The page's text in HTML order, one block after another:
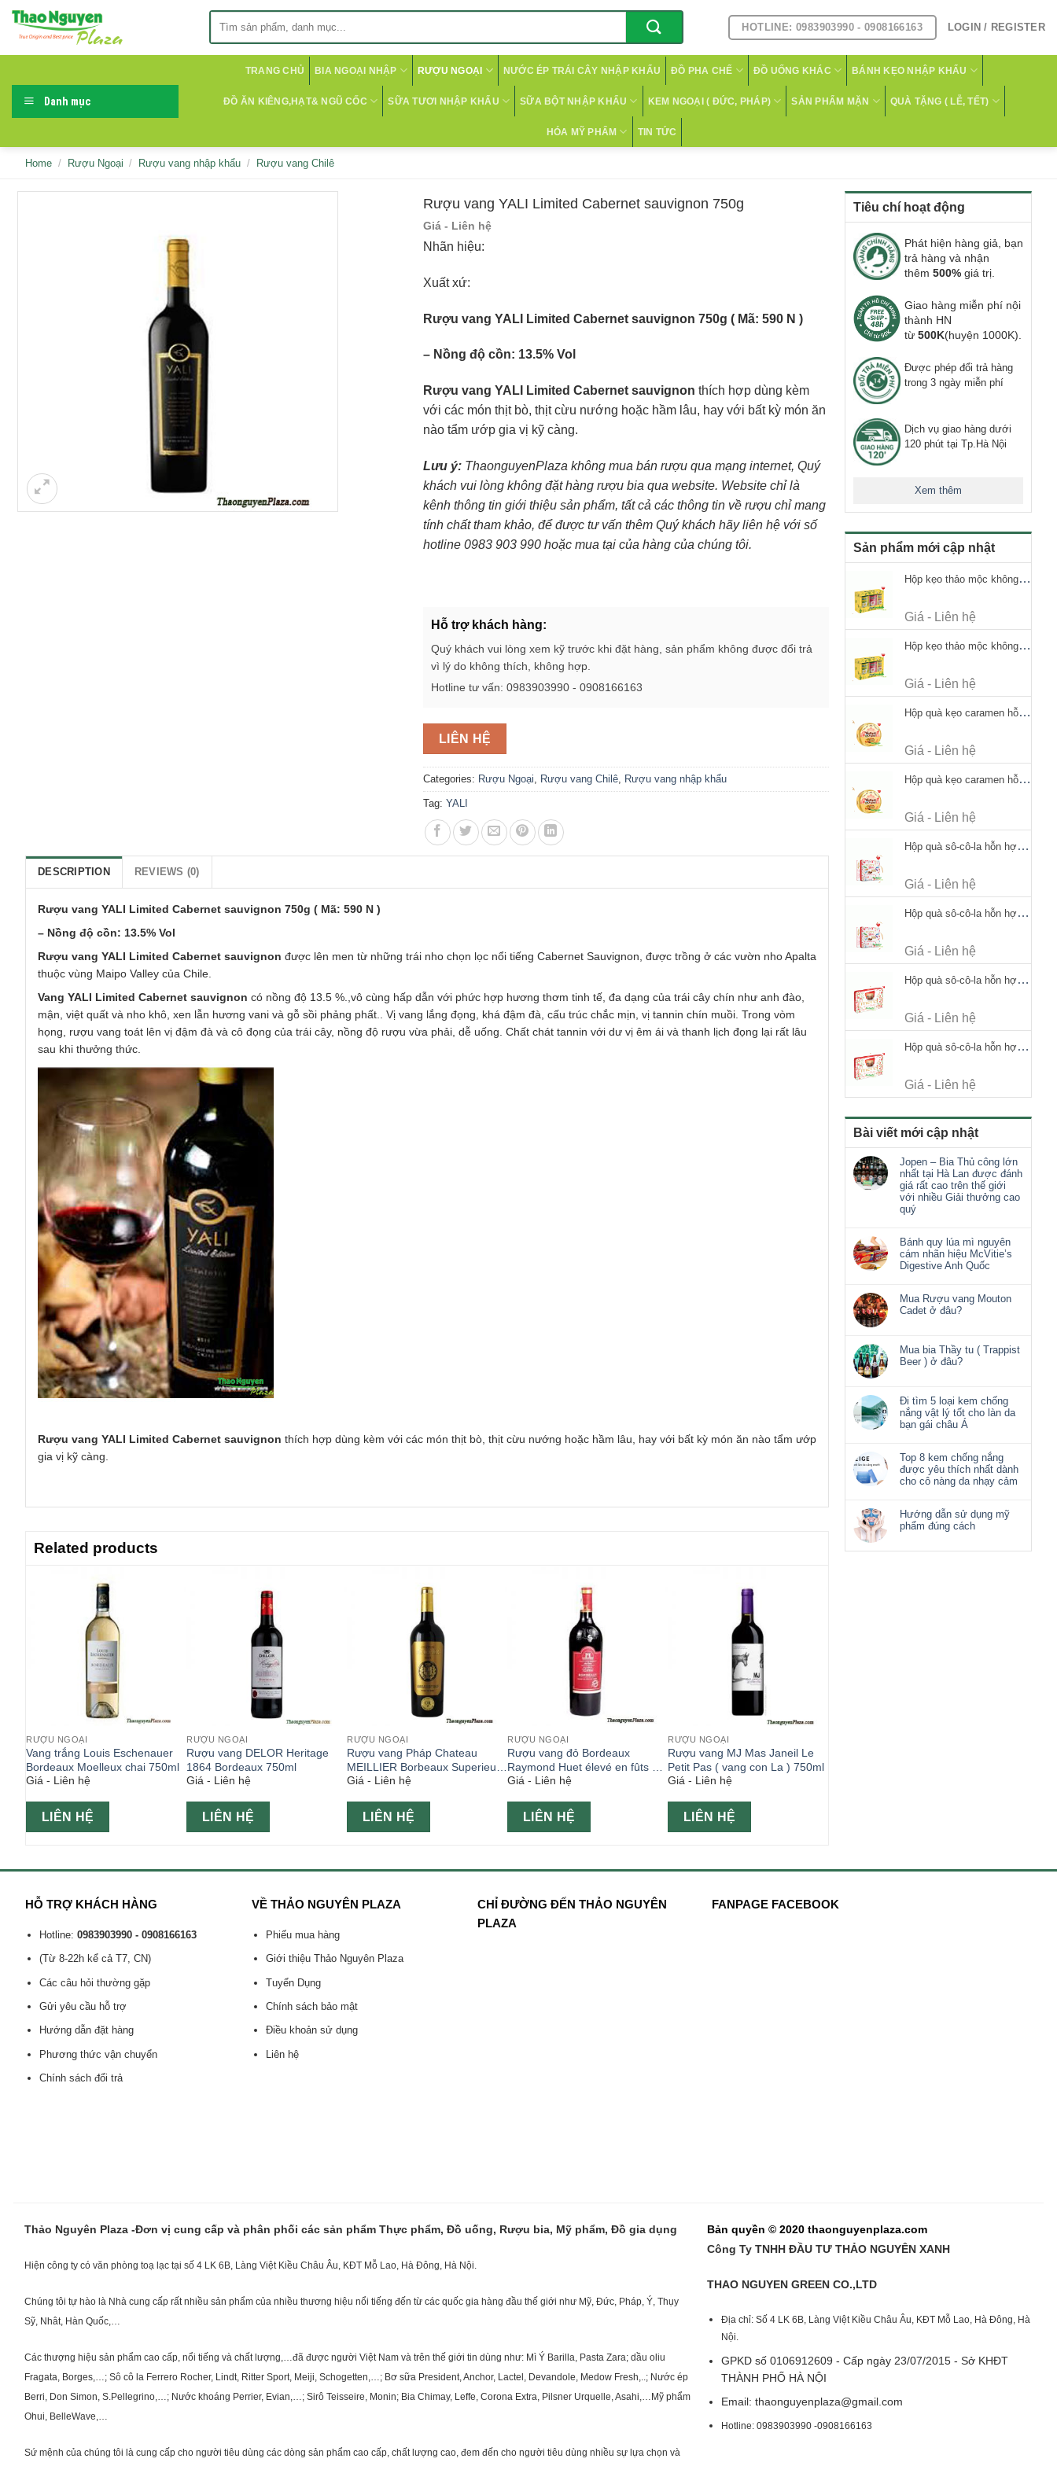
Skip
HOTLINE: 0983903990 - 0908166163 LOGIN / REGISTER
Danh mục
TRANG CHỦ BIA NGOẠI NHẬP RƯỢU NGOẠI NƯỚC ÉP TRÁI CÂY NHẬP KHẨU ĐỒ PHA CHẾ ĐỒ UỐNG KHÁC BÁNH KẸO NHẬP KHẨU
ĐỒ ĂN KIÊNG,HẠT& NGŨ CỐC SỮA TƯƠI NHẬP KHẨU SỮA BỘT NHẬP KHẨU KEM NGOẠI ( ĐỨC, PHÁP) SẢN PHẨM MẶN QUÀ TẶNG ( LỄ, TẾT)
HÓA MỸ PHẨM TIN TỨC
Home / Rượu Ngoại / Rượu vang nhập khẩu / Rượu vang Chilê
Tiêu chí hoạt động
Phát hiện hàng giả, bạn
trả hàng và nhận
thêm 500% giá trị.
Giao hàng miễn phí nội
thành HN
từ 500K(huyện 1000K).
Được phép đổi trả hàng
trong 3 ngày miễn phí
Dịch vụ giao hàng dưới
120 phút tại Tp.Hà Nội
Xem thêm
Sản phẩm mới cập nhật
Hộp kẹo thảo mộc không đường Ricola Signature 112.5g
Giá - Liên hệ
Hộp kẹo thảo mộc không đường Ricola Signature 112.5g
Giá - Liên hệ
Hộp quà kẹo caramen hỗn hợp Werther's Original Caramel Candy 170g
Giá - Liên hệ
Hộp quà kẹo caramen hỗn hợp Werther's Original Caramel Candy 170g
Giá - Liên hệ
Hộp quà sô-cô-la hỗn hợp Merci Petits Chocolate Collection 125g thiếc
Giá - Liên hệ
Hộp quà sô-cô-la hỗn hợp Merci Petits Chocolate Collection 125g thiếc
Giá - Liên hệ
Hộp quà sô-cô-la hỗn hợp Merci Finest Selection 250g thiếc
Giá - Liên hệ
Hộp quà sô-cô-la hỗn hợp Merci Finest Selection 250g thiếc
Giá - Liên hệ
Bài viết mới cập nhật
Jopen – Bia Thủ công lớn
nhất tại Hà Lan được đánh
giá rất cao trên thế giới
với nhiều Giải thưởng cao
quý
Bánh quy lúa mì nguyên
cám nhãn hiệu McVitie’s
Digestive Anh Quốc
Mua Rượu vang Mouton
Cadet ở đâu?
Mua bia Thầy tu ( Trappist
Beer ) ở đâu?
Đi tìm 5 loại kem chống
nắng vật lý tốt cho làn da
bạn gái châu Á
Top 8 kem chống nắng
được yêu thích nhất dành
cho cô nàng da nhạy cảm
Hướng dẫn sử dụng mỹ
phẩm đúng cách
Rượu vang YALI Limited Cabernet sauvignon 750g
Giá - Liên hệ
Nhãn hiệu:
Xuất xứ:
Rượu vang YALI Limited Cabernet sauvignon 750g ( Mã: 590 N )
– Nồng độ cồn: 13.5% Vol
Rượu vang YALI Limited Cabernet sauvignon thích hợp dùng kèm
với các món thịt bò, thịt cừu nướng hoặc hầm lâu, hay với bất kỳ món ăn
nào tẩm ướp gia vị kỹ càng.
Lưu ý: ThaonguyenPlaza không mua bán rượu qua mạng internet, Quý
khách vui lòng không đặt hàng rượu bia qua website. Website chỉ là
kênh thông tin giới thiệu sản phẩm, tất cả các thông tin về rượu chỉ mang
tính chất tham khảo, để được tư vấn thêm Quý khách hãy liên hệ với số
hotline 0983 903 990 hoặc mua tại của hàng của chúng tôi.
Hỗ trợ khách hàng:
Quý khách vui lòng xem kỹ trước khi đặt hàng, sản phẩm không được đổi trả
vì lý do không thích, không hợp.
Hotline tư vấn: 0983903990 - 0908166163
LIÊN HỆ
Categories: Rượu Ngoại Rượu vang Chilê Rượu vang nhập khẩu
Tag: YALI
DESCRIPTION REVIEWS (0)
Rượu vang YALI Limited Cabernet sauvignon 750g ( Mã: 590 N )
– Nồng độ cồn: 13.5% Vol
Rượu vang YALI Limited Cabernet sauvignon được lên men từ những trái nho chọn lọc nổi tiếng Cabernet Sauvignon, được trồng ở các vườn nho Apalta
thuộc vùng Maipo Valley của Chile.
Vang YALI Limited Cabernet sauvignon có nồng độ 13.5 %.,vô cùng hấp dẫn với phức hợp hương thơm tinh tế, đa dạng của trái cây chín như anh đào,
mận, việt quất và nho khô, xen lẫn hương vani và gỗ sồi phảng phất.. Vị vang lắng đọng, khá đậm đà, cấu trúc chắc mịn, vị tannin chín muồi. Trong vòm
họng, rượu vang toát lên vị đậm đà và cô đọng của trái cây, nồng độ rượu vừa phải, dễ uống. Chất chát tannin với dư vị êm ái và thanh lịch đọng lại rất lâu
sau khi thưởng thức.
Rượu vang YALI Limited Cabernet sauvignon thích hợp dùng kèm với các món thịt bò, thịt cừu nướng hoặc hầm lâu, hay với bất kỳ món ăn nào tẩm ướp
gia vị kỹ càng.
Related products
RƯỢU NGOẠI
Vang trắng Louis Eschenauer
Bordeaux Moelleux chai 750ml
Giá - Liên hệ
LIÊN HỆ
RƯỢU NGOẠI
Rượu vang DELOR Heritage
1864 Bordeaux 750ml
Giá - Liên hệ
LIÊN HỆ
RƯỢU NGOẠI
Rượu vang Pháp Chateau
MEILLIER Borbeaux Superieur
750ml
Giá - Liên hệ
LIÊN HỆ
RƯỢU NGOẠI
Rượu vang đỏ Bordeaux
Raymond Huet élevé en fûts de
chêne chai 750ml
Giá - Liên hệ
LIÊN HỆ
RƯỢU NGOẠI
Rượu vang MJ Mas Janeil Le
Petit Pas ( vang con La ) 750ml
Giá - Liên hệ
LIÊN HỆ
HỖ TRỢ KHÁCH HÀNG
Hotline: 0983903990 - 0908166163
(Từ 8-22h kể cả T7, CN)
Các câu hỏi thường gặp
Gửi yêu cầu hỗ trợ
Hướng dẫn đặt hàng
Phương thức vận chuyển
Chính sách đổi trả
VỀ THẢO NGUYÊN PLAZA
Phiếu mua hàng
Giới thiệu Thảo Nguyên Plaza
Tuyển Dụng
Chính sách bảo mật
Điều khoản sử dụng
Liên hệ
CHỈ ĐƯỜNG ĐẾN THẢO NGUYÊN
PLAZA
FANPAGE FACEBOOK
Thảo Nguyên Plaza -Đơn vị cung cấp và phân phối các sản phẩm Thực phẩm, Đồ uống, Rượu bia, Mỹ phẩm, Đồ gia dụng
Hiện công ty có văn phòng toạ lạc tại số 4 LK 6B, Làng Việt Kiều Châu Âu, KĐT Mỗ Lao, Hà Đông, Hà Nội.
Chúng tôi tự hào là Nhà cung cấp rất nhiều sản phẩm của nhiều thương hiệu nổi tiếng đến từ các quốc gia hàng đầu thế giới như Mỹ, Đức, Pháp, Ý, Thụy
Sỹ, Nhât, Hàn Quốc,…
Các thượng hiệu sản phẩm cao cấp, nổi tiếng và chất lượng,…đã được người Việt Nam và trên thế giới tin dùng như: Mì Ý Barilla, Pasta Zara; dầu oliu
Fragata, Borges,…; Sô cô la Ferrero Rocher, Lindt, Ritter Sport, Meiji, Schogetten,…; Bơ sữa President, Anchor, Lactel, Devandole, Medow Fresh,..; Nước ép
Berri, Don Simon, S.Pellegrino,…; Nước khoáng Perrier, Evian,…; Sirô Teisseire, Monin; Bia Chimay, Leffe, Corona Extra, Pilsner Urquelle, Asahi,…Mỹ phẩm
Ohui, BelleWave,…
Sứ mệnh của chúng tôi là cung cấp cho người tiêu dùng các dòng sản phẩm cao cấp, chất lượng cao, đem đến cho người tiêu dùng nhiều sự lựa chọn và
Bản quyền © 2020 thaonguyenplaza.com
Công Ty TNHH ĐẦU TƯ THẢO NGUYÊN XANH
THAO NGUYEN GREEN CO.,LTD
Địa chỉ: Số 4 LK 6B, Làng Việt Kiều Châu Âu, KĐT Mỗ Lao, Hà Đông, Hà
Nội.
GPKD số 0106912609 - Cấp ngày 23/07/2015 - Sở KHĐT
THÀNH PHỐ HÀ NỘI
Email:thaonguyenplaza@gmail.com
Hotline: 0983903990 -0908166163